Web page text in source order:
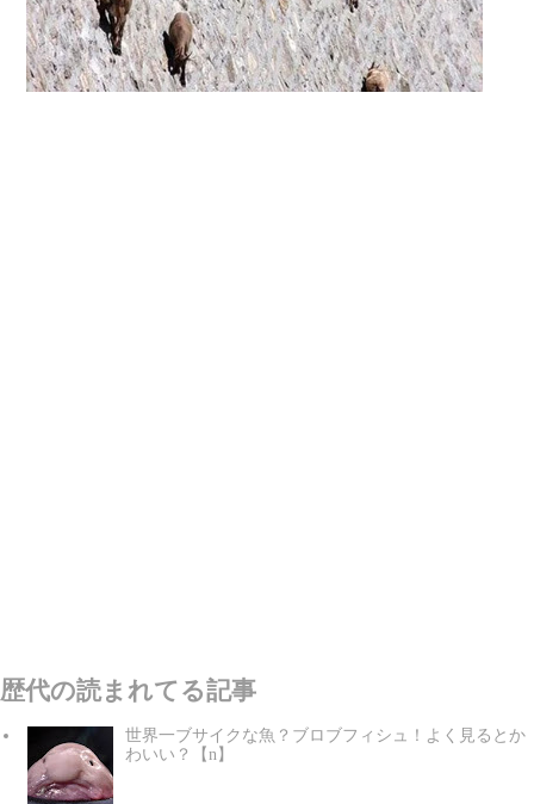
歴代の読まれてる記事
世界一ブサイクな魚？ブロブフィシュ！よく見るとか
わいい？【n】